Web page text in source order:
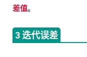
差值。
3 迭代误差